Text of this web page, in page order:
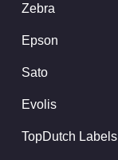
Zebra
Epson
Sato
Evolis
TopDutch Labels